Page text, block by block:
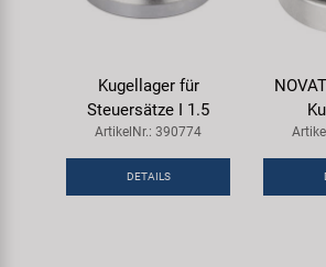
Kugellager für
Steuersätze I 1.5
ArtikelNr.: 390774
DETAILS